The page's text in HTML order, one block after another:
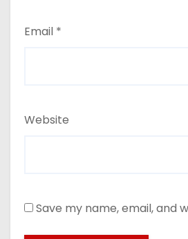
Email *
Website
Save my name, email, and